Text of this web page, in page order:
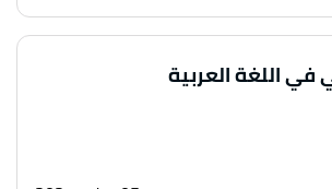
في اللغة العربية